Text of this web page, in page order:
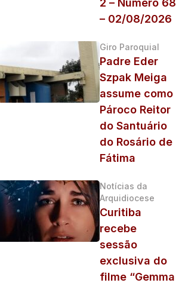
2 – Número 68
– 02/08/2026
Giro Paroquial
Padre Eder
Szpak Meiga
assume como
Pároco Reitor
do Santuário
do Rosário de
Fátima
Notícias da
Arquidiocese
Curitiba
recebe
sessão
exclusiva do
filme “Gemma